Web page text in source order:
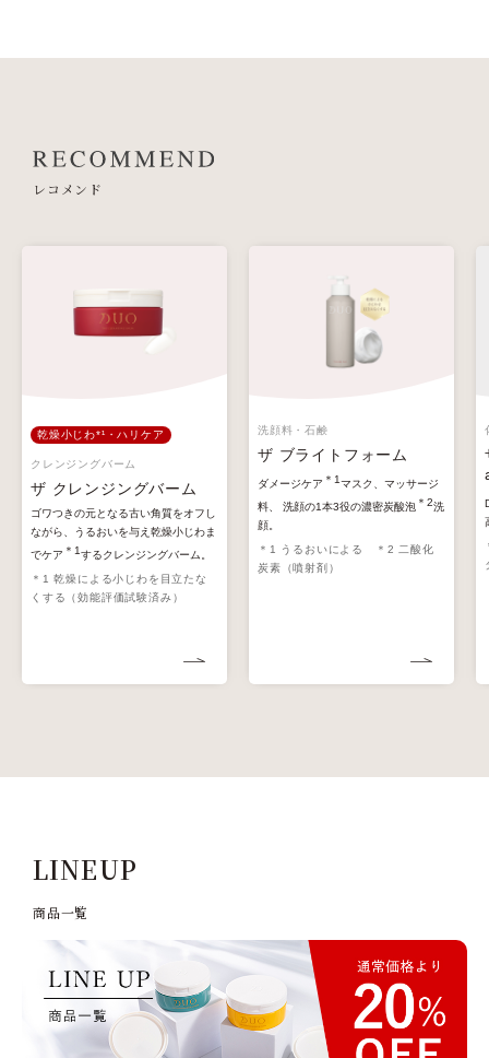
レコメンド
乾燥小じわ*¹・ハリケア
クレンジングバーム
ザ クレンジングバーム
ゴワつきの元となる古い角質をオフし
ながら、うるおいを与え乾燥小じわま
でケア ＊1するクレンジングバーム。
＊1 乾燥による小じわを目立たな
くする（効能評価試験済み）
洗顔料・石鹸
ザ ブライトフォーム
ダメージケア ＊1マスク、マッサージ
料、 洗顔の1本3役の濃密炭酸泡 ＊2洗
顔。
＊1 うるおいによる ＊2 二酸化
炭素（噴射剤）
LINEUP
商品⼀覧